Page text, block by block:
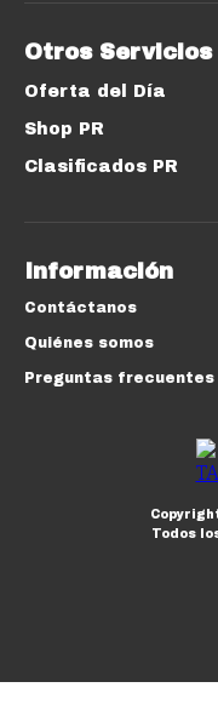
Otros Servicios
Oferta del Día
Shop PR
Clasificados PR
Información
Contáctanos
Quiénes somos
Preguntas frecuentes
Todos